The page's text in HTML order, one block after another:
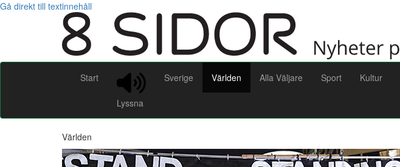
Gå direkt till textinnehåll
Start
Lyssna
Sverige Världen Alla Väljare Sport Kultur
Världen